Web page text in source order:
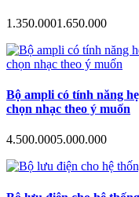
1.350.0001.650.000
Bộ ampli có tính năng
chọn nhạc theo ý muốn
4.500.0005.000.000